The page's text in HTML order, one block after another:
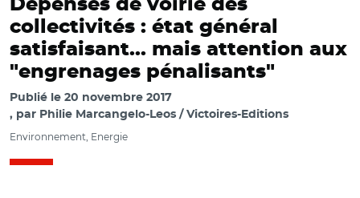
Dépenses de voirie des
collectivités : état général
satisfaisant... mais attention aux
"engrenages pénalisants"
Publié le 20 novembre 2017
par Philie Marcangelo-Leos / Victoires-Editions
Environnement, Energie